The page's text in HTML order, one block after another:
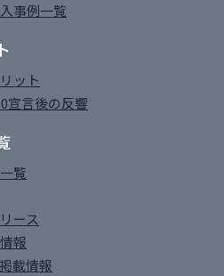
事例一覧
ット
宣言後の反響
覧
ース
報
載情報